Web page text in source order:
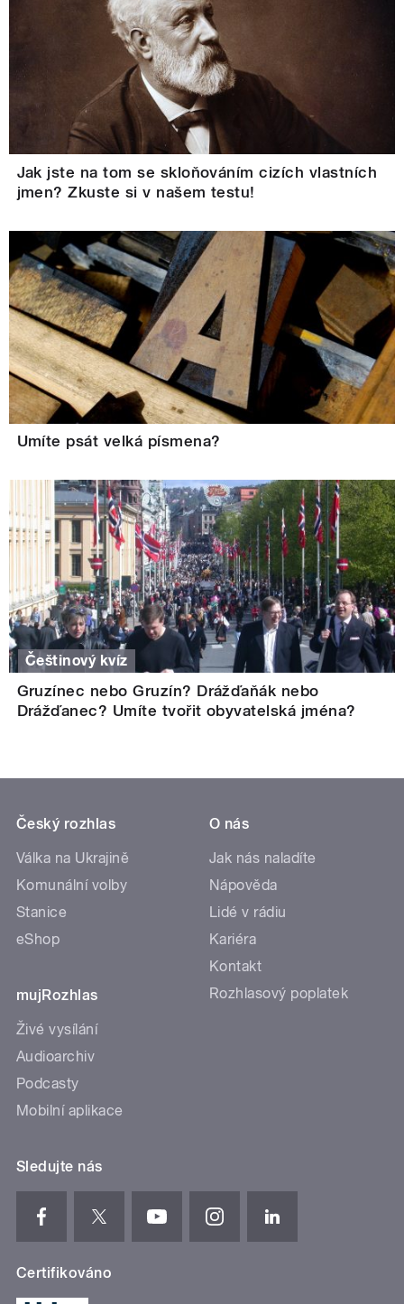
Jak jste na tom se skloňováním cizích vlastních
jmen? Zkuste si v našem testu!
Umíte psát velká písmena?
Češtinový kvíz
Gruzínec nebo Gruzín? Drážďaňák nebo
Drážďanec? Umíte tvořit obyvatelská jména?
Český rozhlas
Válka na Ukrajině
Komunální volby
Stanice
eShop
mujRozhlas
Živé vysílání
Audioarchiv
Podcasty
Mobilní aplikace
O nás
Jak nás naladíte
Nápověda
Lidé v rádiu
Kariéra
Kontakt
Rozhlasový poplatek
Sledujte nás
Certifikováno